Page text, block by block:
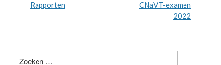
Rapporten
CNaVT-examen
2022